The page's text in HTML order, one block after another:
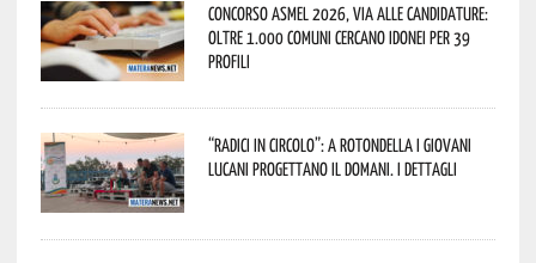
Concorso Asmel 2026, via alle candidature:
oltre 1.000 Comuni cercano idonei per 39
profili
“Radici in Circolo”: a Rotondella i giovani
lucani progettano il domani. I dettagli